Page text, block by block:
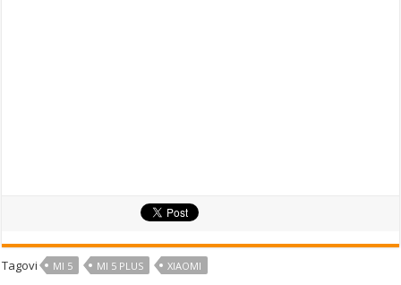
Tagovi MI 5 MI 5 PLUS XIAOMI